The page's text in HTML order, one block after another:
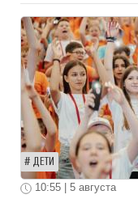
ДЕТИ
10:55 | 5 августа